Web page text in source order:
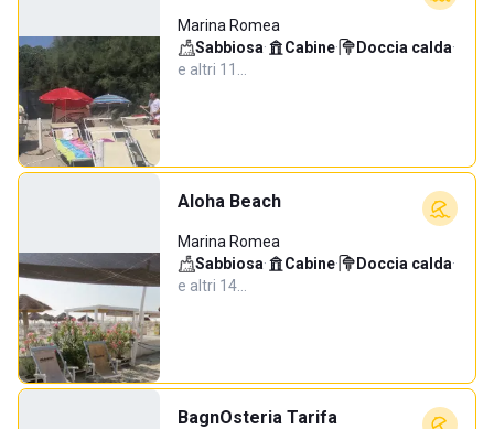
Marina Romea
Sabbiosa· Cabine· Doccia calda·
e altri 11…
Aloha Beach
Marina Romea
Sabbiosa· Cabine· Doccia calda·
e altri 14…
BagnOsteria Tarifa